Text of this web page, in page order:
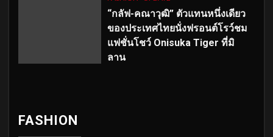
“กลัฟ-คณาวุฒิ” ตัวแทนหนึ่งเดียว
ของประเทศไทยนั่งฟรอนต์โรว์ชม
แฟชั่นโชว์ Onisuka Tiger ที่มิ
ลาน
FASHION